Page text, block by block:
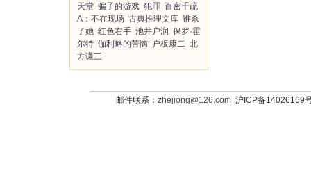
天堂 骗子的游戏 犯罪 百密千疏
A：不在现场 古典推理文库 谁杀
了她 红色右手 池井户润 保罗·霍
尔特 伽利略的苦恼 户板康二 北
方谦三
邮件联系： zhejiong@126.com沪ICP备14026169